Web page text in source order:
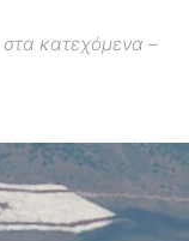
στα κατεχόμενα –